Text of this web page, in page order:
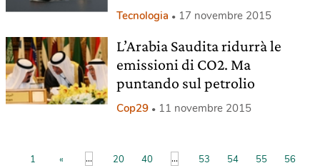
Tecnologia 17 novembre 2015
L’Arabia Saudita ridurrà le
emissioni di CO2. Ma
puntando sul petrolio
Cop29 11 novembre 2015
1 « ... 20 40 ... 53 54 55 56